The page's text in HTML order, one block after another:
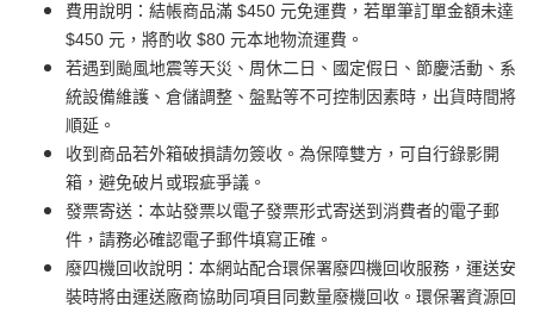
費用說明：結帳商品滿 $450 元免運費，若單筆訂單金額未達
$450 元，將酌收 $80 元本地物流運費。
若遇到颱風地震等天災、周休二日、國定假日、節慶活動、系
統設備維護、倉儲調整、盤點等不可控制因素時，出貨時間將
順延。
收到商品若外箱破損請勿簽收。為保障雙方，可自行錄影開
箱，避免破片或瑕疵爭議。
發票寄送：本站發票以電子發票形式寄送到消費者的電子郵
件，請務必確認電子郵件填寫正確。
廢四機回收說明：本網站配合環保署廢四機回收服務，運送安
裝時將由運送廠商協助同項目同數量廢機回收。環保署資源回